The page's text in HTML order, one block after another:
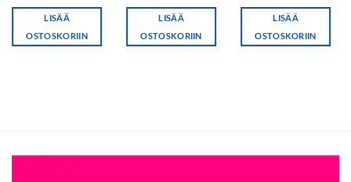
LISÄÄ
OSTOSKORIIN
LISÄÄ
OSTOSKORIIN
LISÄÄ
OSTOSKORIIN